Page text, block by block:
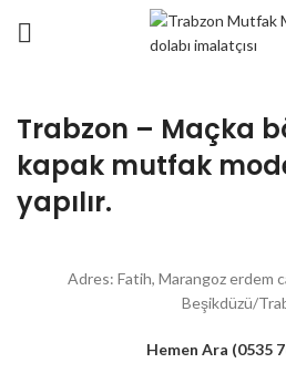
Trabzon – Maçka
kapak mutfak
yapılır.
Adres: Fatih, Marangoz erdem
Beşikdüzü/
Hemen Ara (0535